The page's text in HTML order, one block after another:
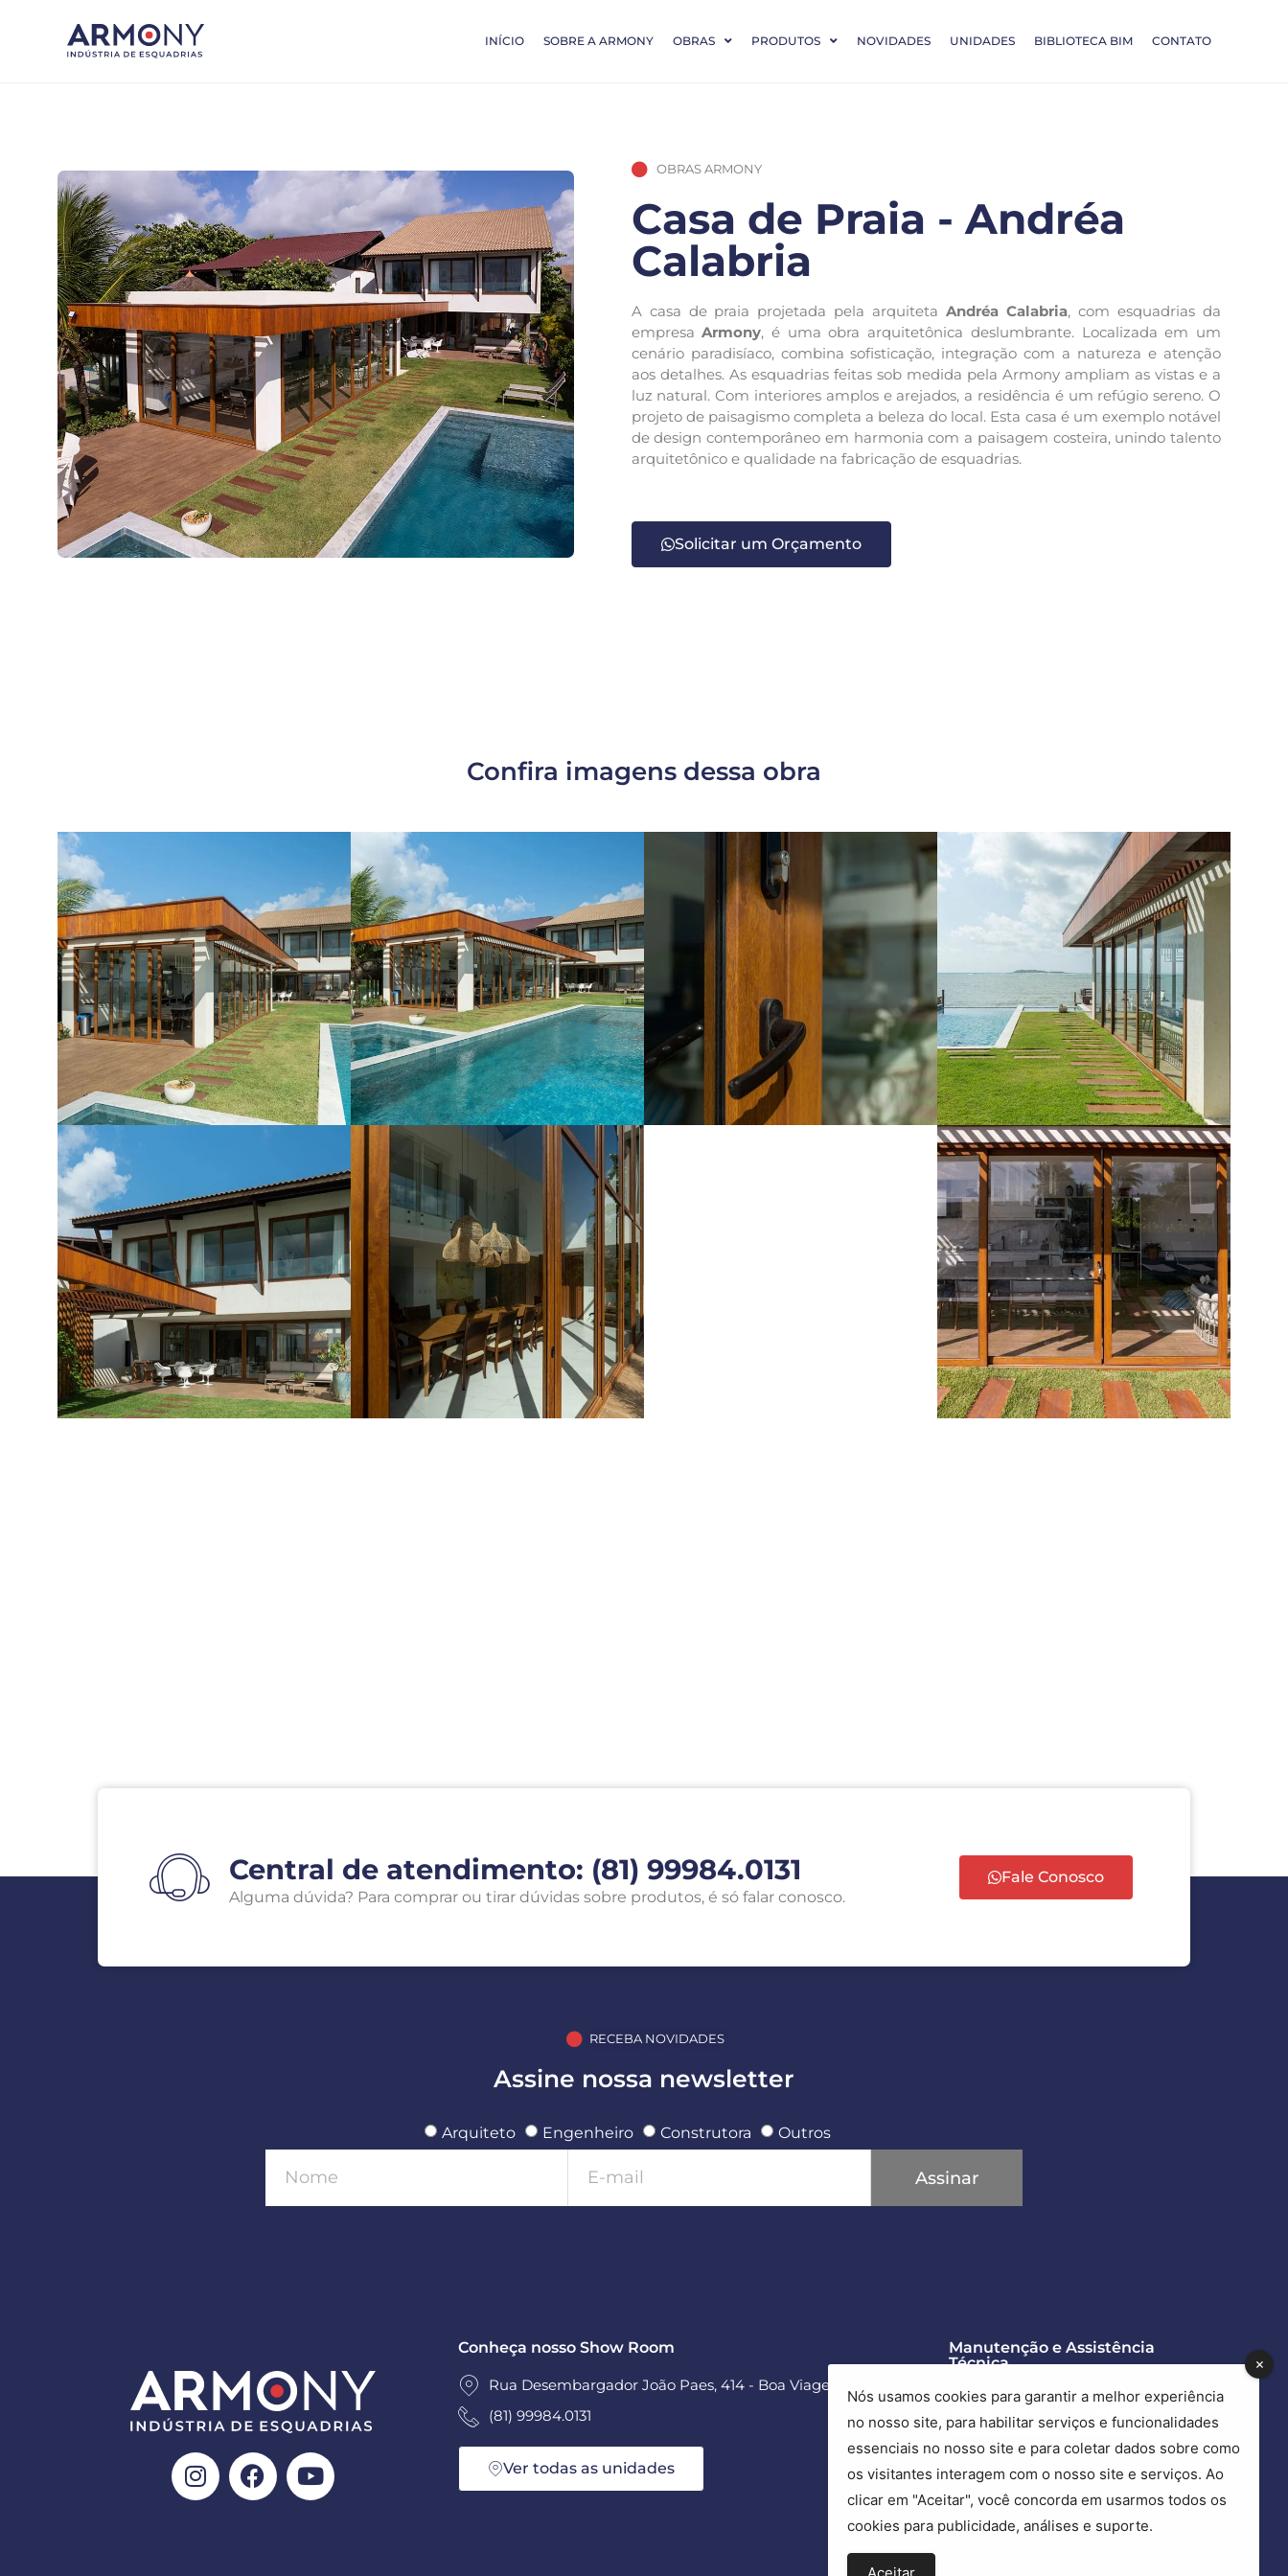
INÍCIO SOBRE A ARMONY OBRAS PRODUTOS NOVIDADES UNIDADES BIBLIOTECA BIM CONTATO
OBRAS ARMONY
Casa de Praia - Andréa
Calabria
A casa de praia projetada pela arquitetaAndréa Calabria, com esquadrias da
empresaArmony, é uma obra arquitetônica deslumbrante. Localizada em um
cenário paradisíaco, combina sofisticação, integração com a natureza e atenção
aos detalhes. As esquadrias feitas sob medida pela Armony ampliam as vistas e a
luz natural. Com interiores amplos e arejados, a residência é um refúgio sereno. O
projeto de paisagismo completa a beleza do local. Esta casa é um exemplo notável
de design contemporâneo em harmonia com a paisagem costeira, unindo talento
arquitetônico e qualidade na fabricação de esquadrias.
Solicitar um Orçamento
Confira imagens dessa obra
Central de atendimento: (81) 99984.0131
Alguma dúvida? Para comprar ou tirar dúvidas sobre produtos, é só falar conosco.
Fale Conosco
RECEBA NOVIDADES
Assine nossa newsletter
Arquiteto Engenheiro Construtora Outros
Assinar
Conheça nosso Show Room
Rua Desembargador João Paes, 414 - Boa Viagem - Recife
(81) 99984.0131
Ver todas as unidades
Manutenção e Assistência
Técnica
(81) 9 9289.2801
Precisa de ajuda com suas esquadrias?
Esse é o nosso canal exclusivo para esse
tipo de atendimento.
Nós usamos cookies para garantir a melhor experiência
no nosso site, para habilitar serviços e funcionalidades
essenciais no nosso site e para coletar dados sobre como
os visitantes interagem com o nosso site e serviços. Ao
clicar em "Aceitar", você concorda em usarmos todos os
cookies para publicidade, análises e suporte.